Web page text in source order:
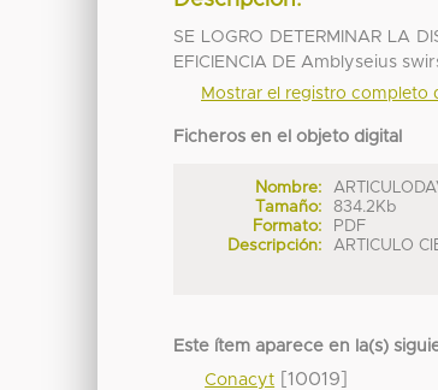
SE LOGRO DETERMINAR LA
EFICIENCIA DE Amblyseius
Mostrar el registro completo
Ficheros en el objeto digital
Nombre:
Tamaño:
834.2Kb
Formato:
PDF
Descripción:
ARTICULO
Este ítem aparece en la(s)
Conacyt [10019]